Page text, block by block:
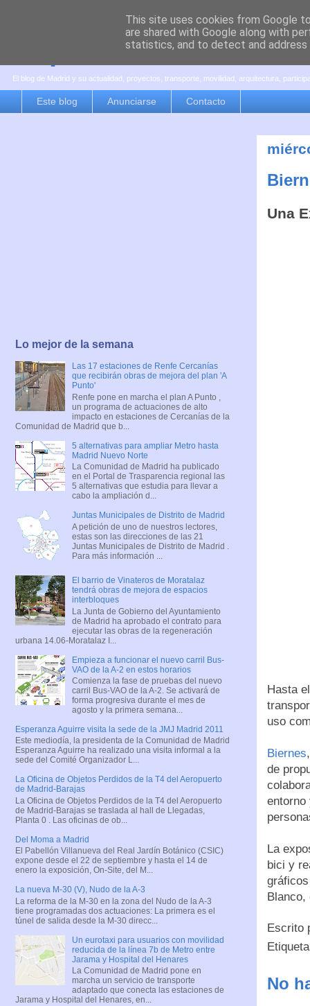
es por madrid
El blog de Madrid y su actualidad, proyectos, transporte, movilidad, arquitectura,
Este blog Anunciarse Contacto
Una
Hasta
uso
Biernes
de
entorno
La
bici y
Escrito
No
Lo mejor de la semana
Las 17 estaciones de Renfe Cercanías
que recibirán obras de mejora del plan 'A
Punto'
Renfe pone en marcha el plan A Punto ,
un programa de actuaciones de alto
impacto en estaciones de Cercanías de la
Comunidad de Madrid que b...
5 alternativas para ampliar Metro hasta
Madrid Nuevo Norte
La Comunidad de Madrid ha publicado
en el Portal de Trasparencia regional las
5 alternativas que estudia para llevar a
cabo la ampliación d...
Juntas Municipales de Distrito de Madrid
A petición de uno de nuestros lectores,
estas son las direcciones de las 21
Juntas Municipales de Distrito de Madrid .
Para más información ...
El barrio de Vinateros de Moratalaz
tendrá obras de mejora de espacios
interbloques
La Junta de Gobierno del Ayuntamiento
de Madrid ha aprobado el contrato para
ejecutar las obras de la regeneración
urbana 14.06-Moratalaz I...
Empieza a funcionar el nuevo carril Bus-
VAO de la A-2 en estos horarios
Comienza la fase de pruebas del nuevo
carril Bus-VAO de la A-2. Se activará de
forma progresiva durante el mes de
agosto y la primera semana...
Esperanza Aguirre visita la sede de la JMJ Madrid 2011
Este mediodía, la presidenta de la Comunidad de Madrid
Esperanza Aguirre ha realizado una visita informal a la
sede del Comité Organizador L...
La Oficina de Objetos Perdidos de la T4 del Aeropuerto
de Madrid-Barajas
La Oficina de Objetos Perdidos de la T4 del Aeropuerto
de Madrid-Barajas se traslada al hall de Llegadas,
Planta 0 . Las oficinas de ob...
Del Moma a Madrid
El Pabellón Villanueva del Real Jardín Botánico (CSIC)
expone desde el 22 de septiembre y hasta el 14 de
enero la exposición, On-Site, del M...
La nueva M-30 (V), Nudo de la A-3
La reforma de la M-30 en la zona del Nudo de la A-3
tiene programadas dos actuaciones: La primera es el
túnel de salida desde la M-30 direcc...
Un eurotaxi para usuarios con movilidad
reducida de la línea 7b de Metro entre
Jarama y Hospital del Henares
La Comunidad de Madrid pone en
marcha un servicio de transporte
adaptado que conecta las estaciones de
Jarama y Hospital del Henares, en...
This site uses cookies from Google
are shared with Google along with
statistics, and to detect and address